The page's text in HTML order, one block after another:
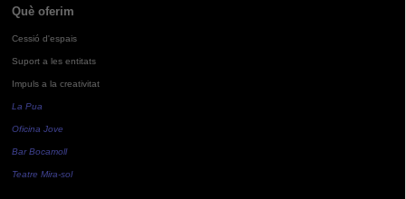
Què oferim
Cessió d'espais
Suport a les entitats
Impuls a la creativitat
La Pua
Oficina Jove
Bar Bocamoll
Teatre Mira-sol